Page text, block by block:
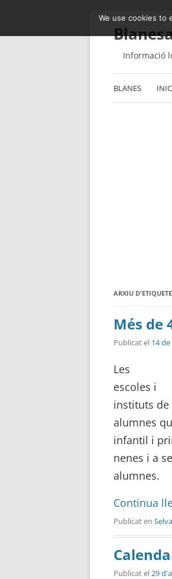
Informació
BLANES
ARXIU
Més de
Publicat el 14
Les
escoles i
instituts de
alumnes
infantil i
nenes i a
alumnes.
Continua
Publicat en Selva
Publicat el29
We use cookies to